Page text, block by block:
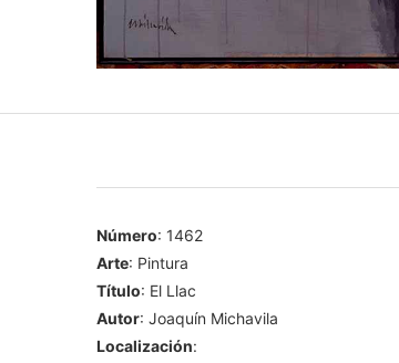
Número: 1462
Arte: Pintura
Título: El Llac
Autor: Joaquín Michavila
Localización: